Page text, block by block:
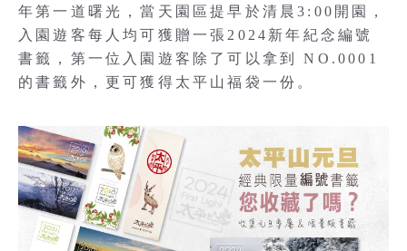
年第一道曙光，當天園區提早於清晨3:00開園，
入園遊客每人均可獲贈一張2024新年紀念編號
書籤，第一位入園遊客除了可以拿到 NO.0001
的書籤外，更可獲得太平山福袋一份。